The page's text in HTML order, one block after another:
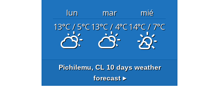
lun mar
mié
13°C/ 5°C13°C/ 4°C14°C/ 7°C
Pichilemu, CL 10 days weather
forecast ▸